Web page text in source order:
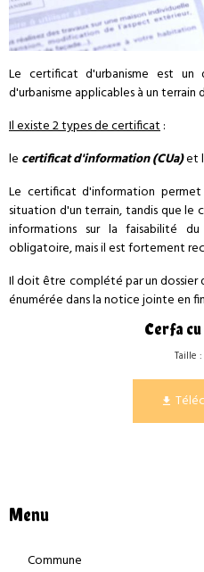
Le certificat d'urbanisme est un
d'urbanisme applicables à un terrain
Il existe 2 types de certificat:
le certificat d'information (CUa)et
Le certificat d'information
situation d'un terrain, tandis que
informations sur la faisabilité
obligatoire, mais il est fortement
Il doit être complété par un dossier
énumérée dans la notice jointe en
Cerfa cu
Taille
Menu
Commune